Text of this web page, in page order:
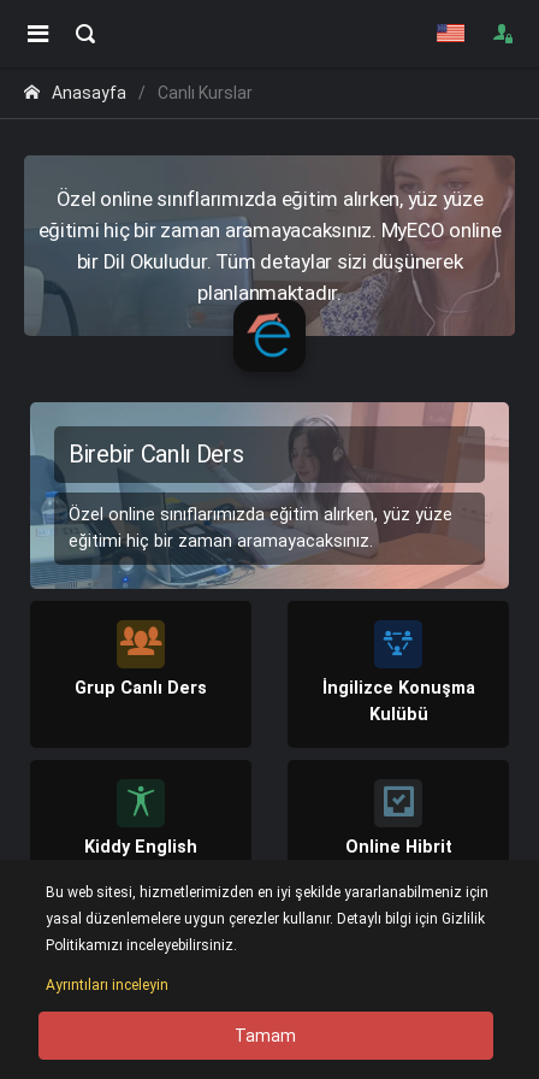
Anasayfa Canlı Kurslar
Özel online sınıflarımızda eğitim alırken, yüz yüze
eğitimi hiç bir zaman aramayacaksınız. MyECO online
bir Dil Okuludur. Tüm detaylar sizi düşünerek
planlanmaktadır.
Birebir Canlı Ders
Özel online sınıflarımızda eğitim alırken, yüz yüze
eğitimi hiç bir zaman aramayacaksınız.
Grup Canlı Ders
İngilizce Konuşma
Kulübü
Kiddy English
Online Hibrit
Canlı Dersler Hakkında
Bu web sitesi, hizmetlerimizden en iyi şekilde yararlanabilmeniz için
yasal düzenlemelere uygun çerezler kullanır. Detaylı bilgi için Gizlilik
Politikamızı inceleyebilirsiniz.
Ayrıntıları inceleyin
Tamam